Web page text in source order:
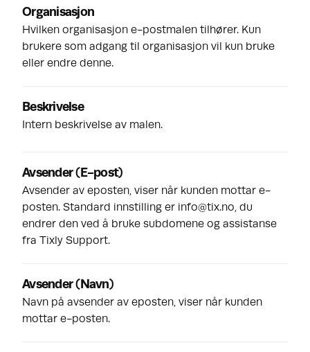
Organisasjon
Hvilken organisasjon e-postmalen tilhører. Kun
brukere som adgang til organisasjon vil kun bruke
eller endre denne.
Beskrivelse
Intern beskrivelse av malen.
Avsender( E-post)
Avsender av eposten, viser når kunden mottar e-
posten. Standard innstilling er info@tix.no, du
endrer den ved å bruke subdomene og assistanse
fra Tixly Support.
Avsender( Navn)
Navn på avsender av eposten, viser når kunden
mottar e-posten.